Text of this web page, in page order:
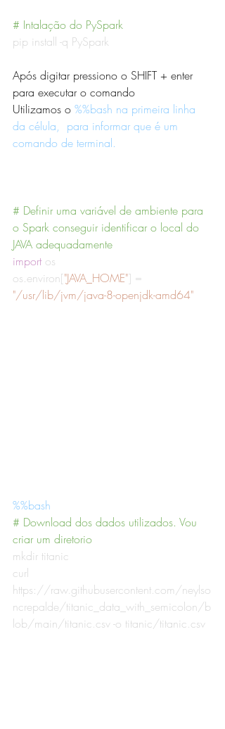
# Intalação do PySpark
pip install -q PySpark
Após digitar pressiono o SHIFT + enter
para executar o comando
Utilizamos o %%bash na primeira linha
da célula,  para informar que é um
comando de terminal.
# Definir uma variável de ambiente para
o Spark conseguir identificar o local do
JAVA adequadamente
import os
os.environ["JAVA_HOME"] =
"/usr/lib/jvm/java-8-openjdk-amd64"
%%bash
# Download dos dados utilizados. Vou
criar um diretorio
mkdir titanic
curl
https://raw.githubusercontent.com/neylso
ncrepalde/titanic_data_with_semicolon/b
lob/main/titanic.csv -o titanic/titanic.csv